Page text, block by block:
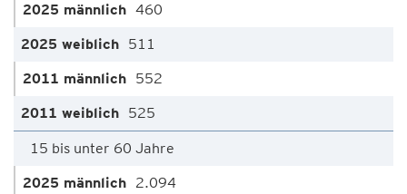
460
511
552
525
15 bis unter 60 Jahre
2.094